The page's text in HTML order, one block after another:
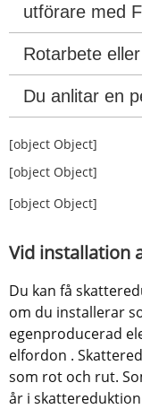
utförare med
Rotarbete
Du anlitar en
[object Object]
[object Object]
[object Object]
Vid installation
Du kan få
om du installerar
egenproducerad
elfordon .
som rot och rut.
år i